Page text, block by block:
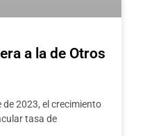
a la de Otros
2023, el crecimiento
tasa de